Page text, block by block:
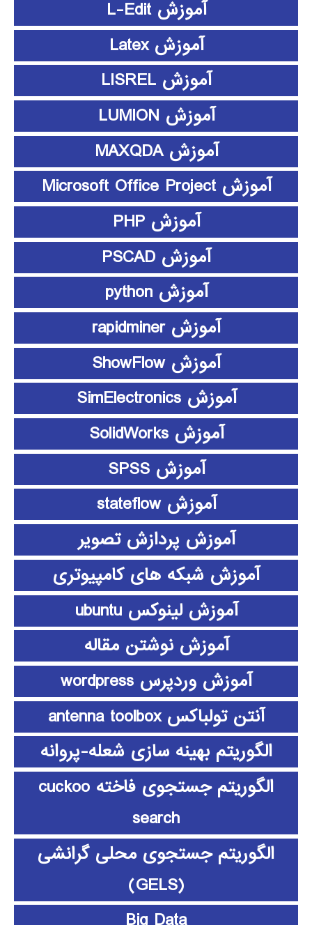
آموزش L-Edit
آموزش Latex
آموزش LISREL
آموزش LUMION
آموزش MAXQDA
آموزش Microsoft Office Project
آموزش PHP
آموزش PSCAD
آموزش python
آموزش rapidminer
آموزش ShowFlow
آموزش SimElectronics
آموزش SolidWorks
آموزش SPSS
آموزش stateflow
آموزش پردازش تصویر
آموزش شبکه های کامپیوتری
آموزش لینوکس ubuntu
آموزش نوشتن مقاله
آموزش وردپرس wordpress
آنتن تولباکس antenna toolbox
الگوریتم بهینه سازی شعله-پروانه
الگوریتم جستجوی فاخته cuckoo
search
الگوریتم جستجوی محلی گرانشی
(GELS)